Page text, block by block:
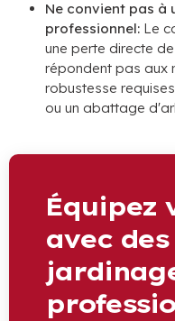
Ne convient pas à
professionnel: Le
une perte directe
répondent pas aux
robustesse
ou un abattage
Équipez
avec